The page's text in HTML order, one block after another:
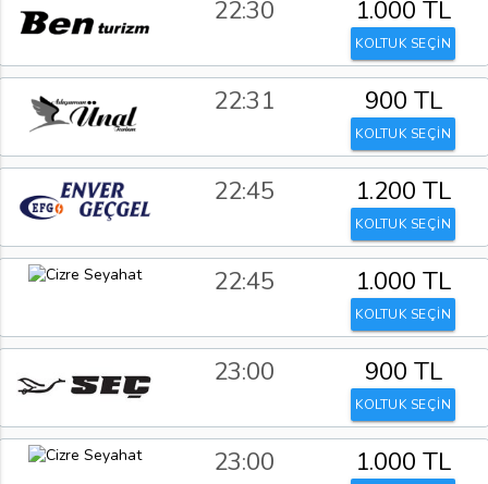
22:30 1.000 TL
KOLTUK SEÇİN
22:31 900 TL
KOLTUK SEÇİN
22:45 1.200 TL
KOLTUK SEÇİN
22:45 1.000 TL
KOLTUK SEÇİN
23:00 900 TL
KOLTUK SEÇİN
23:00 1.000 TL